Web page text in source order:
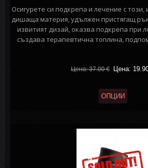
Осигурете си подкрепа и лечение с този,
дишаща материя, удължен пристягащ
извитият дизай, оказва подкрепа при
създава терапевтична топлина,
Цена: 37.00€ Цена:
ОПЦИИ